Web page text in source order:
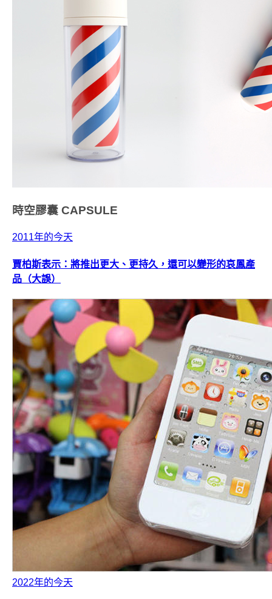
時空膠囊 CAPSULE
2011年的今天
賈柏斯表示：將推出更大、更持久，還可以變形的哀鳳產
品（大誤）
2022年的今天